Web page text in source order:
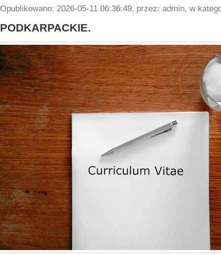
Opublikowano: 2026-05-11 06:36:49, przez: admin, w
PODKARPACKIE.